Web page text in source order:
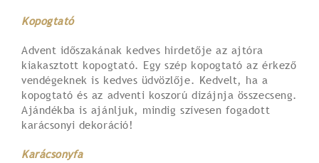
Kopogtató
Advent időszakának kedves hirdetője az ajtóra
kiakasztott kopogtató. Egy szép kopogtató az érkező
vendégeknek is kedves üdvözlője. Kedvelt, ha a
kopogtató és az adventi koszorú dizájnja összecseng.
Ajándékba is ajánljuk, mindig szívesen fogadott
karácsonyi dekoráció!
Karácsonyfa